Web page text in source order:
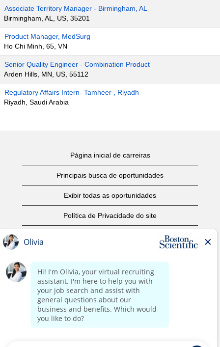
Associate Territory Manager - Birmingham, AL
Birmingham, AL, US, 35201
Product Manager, MedSurg
Ho Chi Minh, 65, VN
Senior Quality Engineer - Combination Product
Arden Hills, MN, US, 55112
Regulatory Affairs Intern- Tamheer , Riyadh
Riyadh, Saudi Arabia
Página inicial de carreiras
Principais busca de oportunidades
Exibir todas as oportunidades
Política de Privacidade do site
Aviso de Direitos Autorais
Entre em contato conosco
Página corporativa